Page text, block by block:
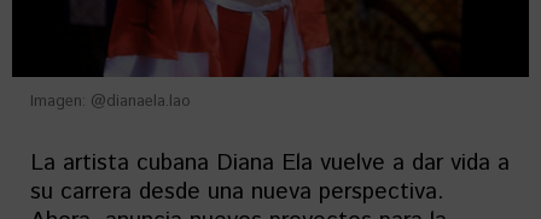
Imagen: @dianaela.lao
La artista cubana Diana Ela vuelve a dar vida a
su carrera desde una nueva perspectiva.